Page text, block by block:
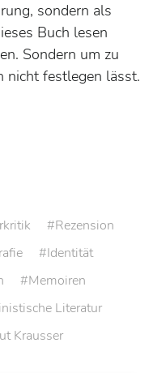
sondern als
Buch lesen
Sondern um zu
nicht festlegen lässt.
Rezension
Identität
Memoiren
Literatur
Krausser